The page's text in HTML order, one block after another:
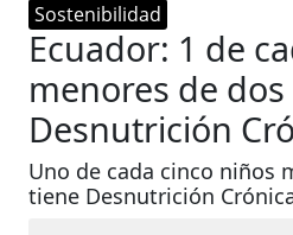
Sostenibilidad
Ecuador: 1 de
menores de
Desnutrición
Uno de cada cinco niños
tiene Desnutrición